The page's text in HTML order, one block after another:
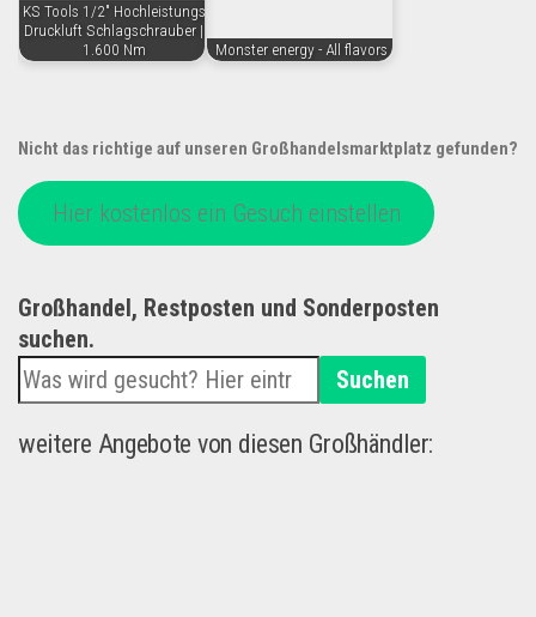
KS Tools 1/2" Hochleistungs
Druckluft Schlagschrauber |
1.600 Nm
Monster energy - All flavors
Nicht das richtige auf unseren Großhandelsmarktplatz gefunden?
Hier kostenlos ein Gesuch einstellen
Großhandel, Restposten und Sonderposten
suchen.
Suchen
weitere Angebote von diesen Großhändler: